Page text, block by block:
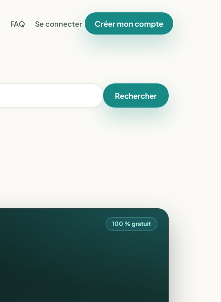
FAQ Se connecter Créer mon compte
Rechercher
100 % gratuit